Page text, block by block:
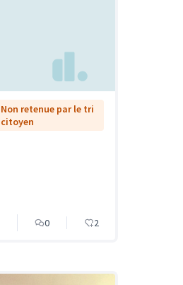
Non retenue par le tri
citoyen
0 2